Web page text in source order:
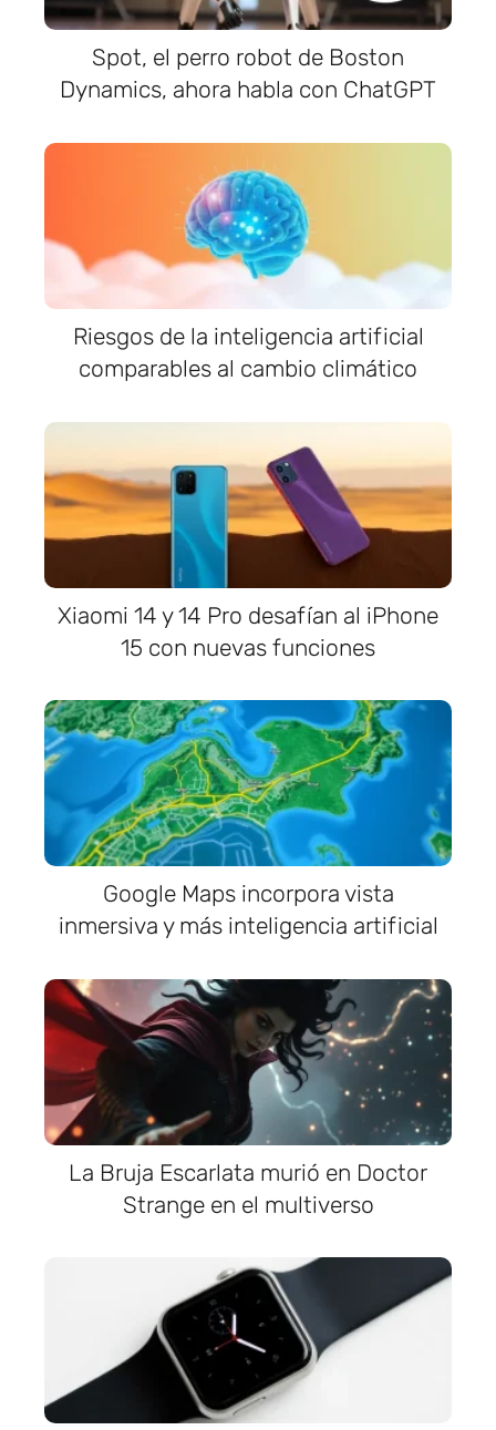
Spot, el perro robot de Boston
Dynamics, ahora habla con ChatGPT
Riesgos de la inteligencia artificial
comparables al cambio climático
Xiaomi 14 y 14 Pro desafían al iPhone
15 con nuevas funciones
Google Maps incorpora vista
inmersiva y más inteligencia artificial
La Bruja Escarlata murió en Doctor
Strange en el multiverso